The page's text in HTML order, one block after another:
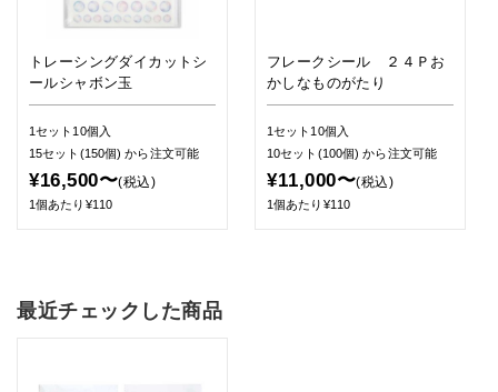
トレーシングダイカットシ
ールシャボン玉
1セット10個入
15セット(150個)から注文可能
¥16,500〜(税込)
1個あたり¥110
フレークシール ２４Ｐお
かしなものがたり
1セット10個入
10セット(100個)から注文可能
¥11,000〜(税込)
1個あたり¥110
最近チェックした商品